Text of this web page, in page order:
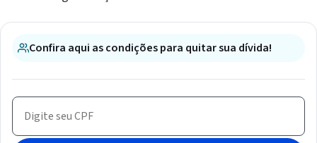
Confira aqui as condições para quitar sua dívida!